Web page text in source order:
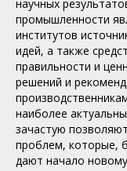
научных
промышленности
институтов
идей, а также
правильности и
решений и
наиболее
зачастую
проблем, которые,
дают начало